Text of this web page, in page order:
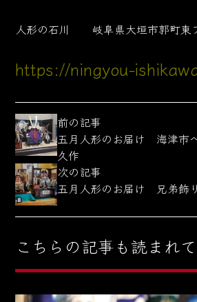
人形の石川 岐阜県大垣市郭町東
https://ningyou-
前の記事
五月人形のお届け 海津
久作
次の記事
五月人形のお届け 兄弟飾り
こちらの記事も読まれて